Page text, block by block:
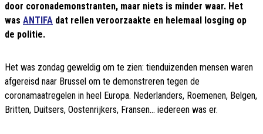
door coronademonstranten, maar niets is minder waar. Het
was ANTIFA dat rellen veroorzaakte en helemaal losging op
de politie.
Het was zondag geweldig om te zien: tienduizenden mensen waren
afgereisd naar Brussel om te demonstreren tegen de
coronamaatregelen in heel Europa. Nederlanders, Roemenen, Belgen,
Britten, Duitsers, Oostenrijkers, Fransen... iedereen was er.